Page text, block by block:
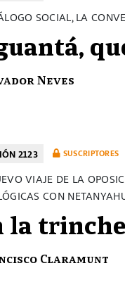
SOCIAL, LA
Neves
2123 SUSCRIPTORES
VIAJE DE LA
CON
la
Claramunt